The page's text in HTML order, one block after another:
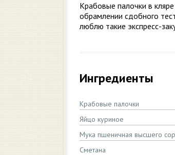
Крабовые палочки в
обрамлении сдобного
люблю такие экспресс-
Ингредиенты
Крабовые палочки
Яйцо куриное
Мука пшеничная высшего
Сметана